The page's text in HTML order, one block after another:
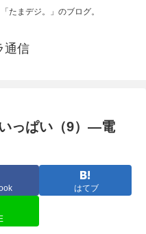
たまデジ。」のブログ。
通信
っぱい（9）―電
はてブ